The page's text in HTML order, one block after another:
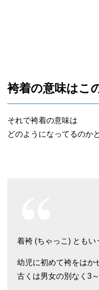
袴着の意味はこ
それで袴着の意味は
どのようになってるのか
着袴 (ちゃっこ) ともい
幼児に初めて袴をはか
古くは男女の別なく3